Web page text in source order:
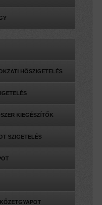
HŐSZIGETELÉS
KIEGÉSZÍTŐK
SZIGETELÉS